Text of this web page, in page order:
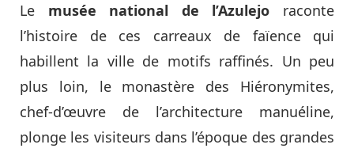
Le musée national de l’Azulejo raconte
l’histoire de ces carreaux de faïence qui
habillent la ville de motifs raffinés. Un peu
plus loin, le monastère des Hiéronymites,
chef-d’œuvre de l’architecture manuéline,
plonge les visiteurs dans l’époque des grandes